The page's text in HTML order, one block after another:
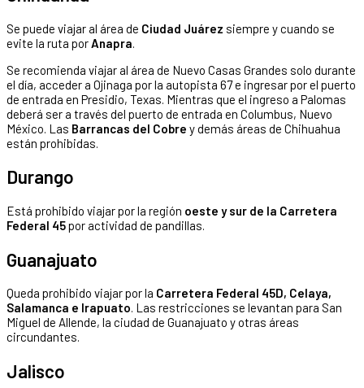
Se puede viajar al área de Ciudad Juárez siempre y cuando se
evite la ruta por Anapra
Se recomienda viajar al área de Nuevo Casas Grandes solo durante
el día, acceder a Ojinaga por la autopista 67 e ingresar por el puerto
de entrada en Presidio, Texas. Mientras que el ingreso a Palomas
deberá ser a través del puerto de entrada en Columbus, Nuevo
México. Las Barrancas del Cobre y demás áreas de Chihuahua
están prohibidas.
Durango
Está prohibido viajar por la región oeste y sur de la Carretera
Federal 45por actividad de pandillas.
Guanajuato
Queda prohibido viajar por la Carretera Federal 45D, Celaya,
Salamanca e Irapuato. Las restricciones se levantan para San
Miguel de Allende, la ciudad de Guanajuato y otras áreas
circundantes.
Jalisco